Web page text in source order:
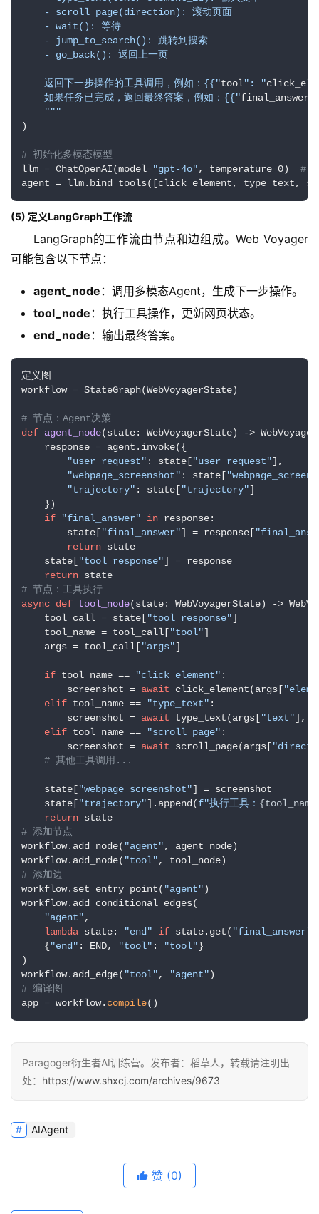
目
录
行
资
免
费
程
们
    - scroll_page(direction): 滚动页面
    - wait(): 等待
    - jump_to_search(): 跳转到搜索
    - go_back(): 返回上一页
    返回下一步操作的工具调用，例如：{{"
tool": "
    如果任务已完成，返回最终答案，例如：{{"
final_answer
    "
""
)
# 初始化多模态模型
llm = ChatOpenAI(model="gpt-4o", temperature=0) #
agent = llm.bind_tools([click_element, type_text,
(5) 定义LangGraph工作流
LangGraph的工作流由节点和边组成。Web Voyager
可能包含以下节点：
agent_node ：调用多模态Agent，生成下一步操作。
tool_node ：执行工具操作，更新网页状态。
end_node ：输出最终答案。
定义图
workflow = StateGraph(WebVoyagerState)
# 节点：Agent决策
def agent_node(state: WebVoyagerState) ->
    response = agent.invoke({
"user_request" : state["user_request"],
"webpage_screenshot" : state[
"trajectory" : state["trajectory"]
    })
if
"final_answer" in response:
        state[
"final_answer"] = response[
return state
    state[
"tool_response"] = response
return
# 节点：工具执行
async def tool_node(state: WebVoyagerState) ->
    tool_call = state[
"tool_response"]
    tool_name = tool_call[
"tool"]
    args = tool_call[
"args"]
if tool_name == "click_element" :
        screenshot =
await click_element(args[
elif tool_name == "type_text" :
        screenshot =
await type_text(args["text"],
elif tool_name == "scroll_page" :
        screenshot =
await scroll_page(args[
# 其他工具调用...
    state[
"webpage_screenshot"] = screenshot
    state[
"trajectory"].append(f"执行工具：
return
# 添加节点
workflow.add_node( "agent", agent_node)
workflow.add_node( "tool"
# 添加边
workflow.set_entry_point( "agent")
workflow.add_conditional_edges(
"agent",
lambda state: "end" if state.get( "final_answer"
    {
"end" : END, "tool" : "tool"}
)
workflow.add_edge( "tool", "agent"
# 编译图
app = workflow. compile()
Paragoger衍生者AI训练营。发布者：稻草人，转载请注明出
处： https://www.shxcj.com/archives/9673
AIAgent
赞 (0)